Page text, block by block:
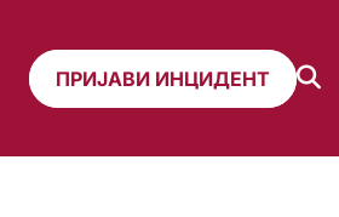
ПРИЈАВИ ИНЦИДЕНТ